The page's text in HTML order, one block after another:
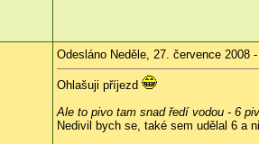
Odesláno Neděle, 27. července 2008
Ohlašuji příjezd
Ale to pivo tam snad ředí vodou - 6
Nedivil bych se, také sem udělal 6 a